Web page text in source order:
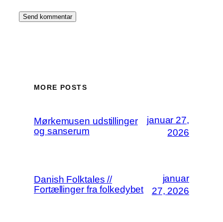
MORE POSTS
Mørkemusen udstillinger
og sanserum
januar 27,
2026
Danish Folktales //
Fortællinger fra folkedybet
januar
27, 2026